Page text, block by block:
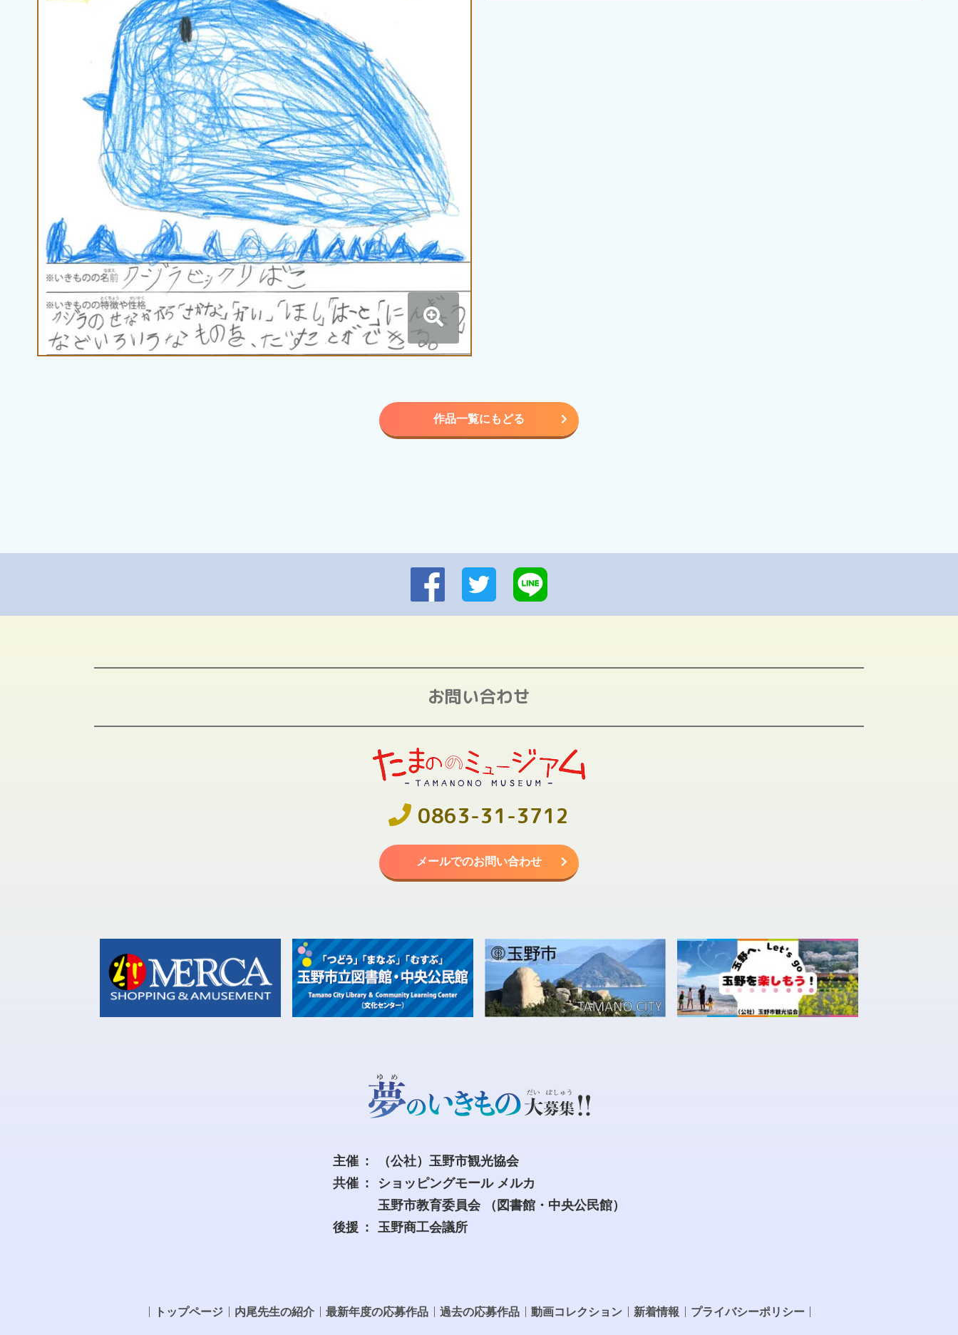
作品一覧にもどる
お問い合わせ
0863-31-3712
メールでのお問い合わせ
主催
（公社）玉野市観光協会
共催
ショッピングモール メルカ
玉野市教育委員会
（図書館・中央公民館）
後援
玉野商工会議所
トップページ 内尾先生の紹介 最新年度の応募作品 過去の応募作品 動画コレクション 新着情報 プライバシーポリシー